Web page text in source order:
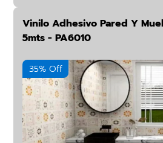
Vinilo Adhesivo Pared Y
5mts - PA6010
35% Off